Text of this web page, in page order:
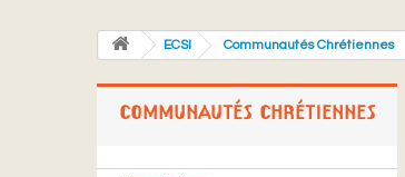
ECSI Communautés Chrétiennes
COMMUNAUTÉS CHRÉTIENNES